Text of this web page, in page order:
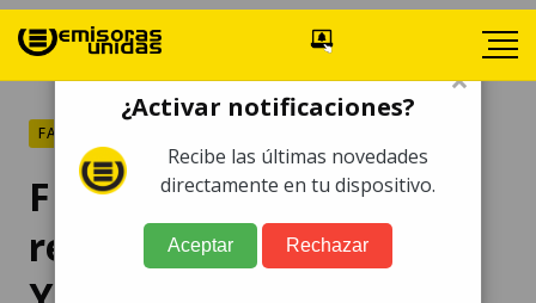
FARÁNDULA
FBI allana propiedad de
representante de Daddy
×
¿Activar notificaciones?
Recibe las últimas novedades
directamente en tu dispositivo.
Aceptar Rechazar